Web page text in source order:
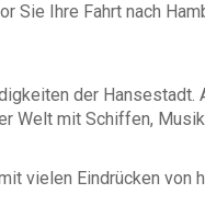
Sie Ihre Fahrt nach
der
Welt mit Schiffen,
vielen Eindrücken von